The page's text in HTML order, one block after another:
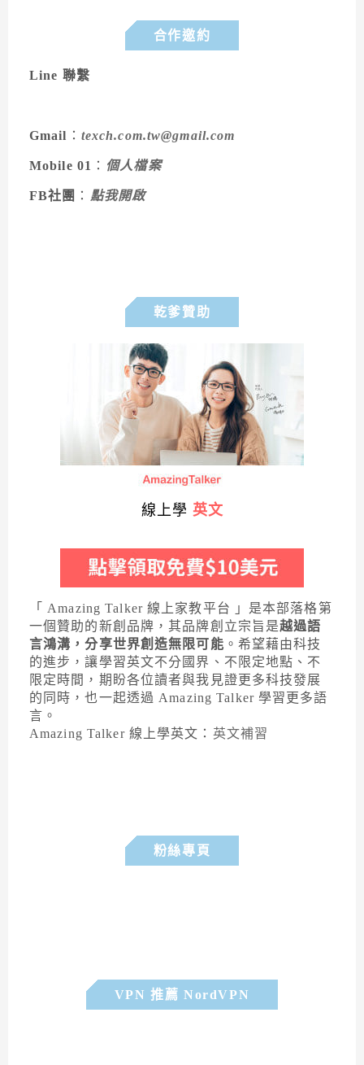
合作邀約
Line 聯繫
Gmail ： texch.com.tw@gmail.com
Mobile 01 ： 個人檔案
FB社團 ： 點我開啟
乾爹贊助
線上學 英文
「 Amazing Talker 線上家教平台 」是本部落格第
一個贊助的新創品牌，其品牌創立宗旨是越過語
言鴻溝，分享世界創造無限可能 。希望藉由科技
的進步，讓學習英文不分國界、不限定地點、不
限定時間，期盼各位讀者與我見證更多科技發展
的同時，也一起透過 Amazing Talker 學習更多語
言。
Amazing Talker 線上學英文： 英文補習
粉絲專頁
VPN 推薦 NordVPN